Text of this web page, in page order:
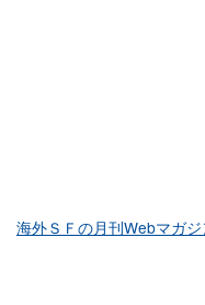
海外ＳＦの月刊Webマガジ